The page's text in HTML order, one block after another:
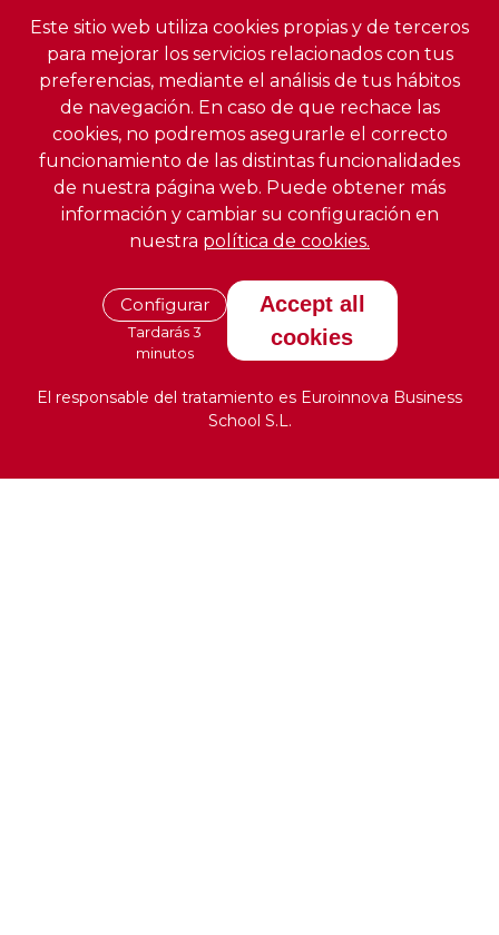
Este sitio web utiliza cookies propias y de terceros
para mejorar los servicios relacionados con tus
preferencias, mediante el análisis de tus hábitos
de navegación. En caso de que rechace las
cookies, no podremos asegurarle el correcto
funcionamiento de las distintas funcionalidades
de nuestra página web. Puede obtener más
información y cambiar su configuración en
nuestra política de cookies.
Configurar
Tardarás 3
minutos
Accept all
cookies
El responsable del tratamiento es Euroinnova Business
School S.L.